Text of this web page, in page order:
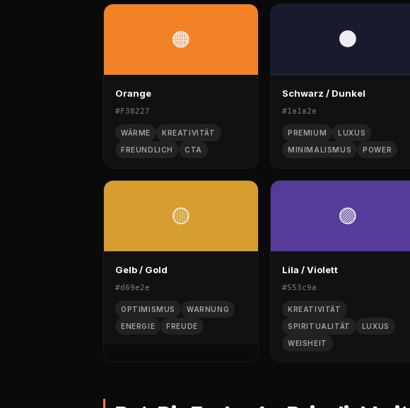
🟠
Orange
#F38227
WÄRME
KREATIVITÄT
FREUNDLICH
CTA
⚫
Schwarz / Dunkel
#1a1a2e
PREMIUM
LUXUS
MINIMALISMUS
POWER
🟡
Gelb / Gold
#d69e2e
OPTIMISMUS
WARNUNG
ENERGIE
FREUDE
🟣
Lila / Violett
#553c9a
KREATIVITÄT
SPIRITUALITÄT
LUXUS
WEISHEIT